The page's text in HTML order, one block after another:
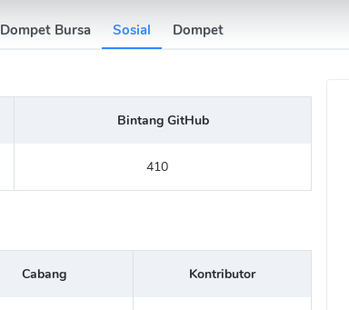
Dompet Bursa Sosial Dompet
Bintang GitHub
410
Cabang Kontributor